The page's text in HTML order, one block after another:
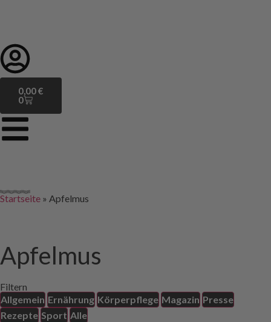
0,00€
0
Startseite » Apfelmus
Apfelmus
Filtern
Allgemein Ernährung Körperpflege Magazin Presse
Rezepte Sport Alle